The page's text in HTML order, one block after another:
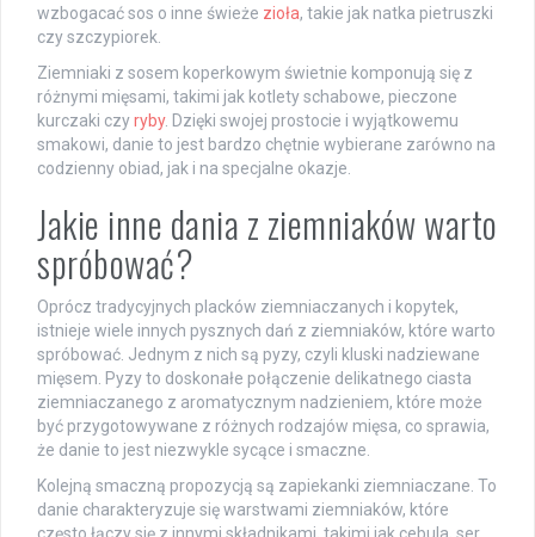
wzbogacać sos o inne świeże zioła, takie jak natka pietruszki
czy szczypiorek.
Ziemniaki z sosem koperkowym świetnie komponują się z
różnymi mięsami, takimi jak kotlety schabowe, pieczone
kurczaki czyryby. Dzięki swojej prostocie i wyjątkowemu
smakowi, danie to jest bardzo chętnie wybierane zarówno na
codzienny obiad, jak i na specjalne okazje.
Jakie inne dania z ziemniaków warto
spróbować?
Oprócz tradycyjnych placków ziemniaczanych i kopytek,
istnieje wiele innych pysznych dań z ziemniaków, które warto
spróbować. Jednym z nich są pyzy, czyli kluski nadziewane
mięsem. Pyzy to doskonałe połączenie delikatnego ciasta
ziemniaczanego z aromatycznym nadzieniem, które może
być przygotowywane z różnych rodzajów mięsa, co sprawia,
że danie to jest niezwykle sycące i smaczne.
Kolejną smaczną propozycją są zapiekanki ziemniaczane. To
danie charakteryzuje się warstwami ziemniaków, które
często łączy się z innymi składnikami, takimi jak cebula, ser